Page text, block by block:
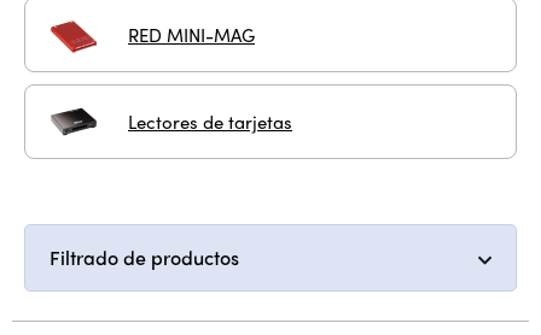
RED MINI-MAG
Lectores de tarjetas
Filtrado de productos